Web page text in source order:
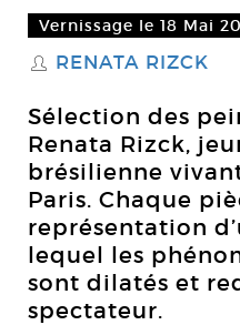
Vernissage le 18 Mai
S RENATA RIZCK
Sélection des
Renata Rizck,
brésilienne
Paris. Chaque
représentation
lequel les
sont dilatés et
spectateur.